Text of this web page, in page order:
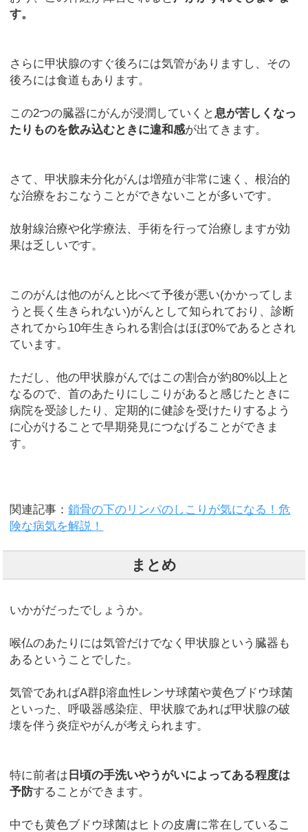
す。
さらに甲状腺のすぐ後ろには気管がありますし、その
後ろには食道もあります。
この2つの臓器にがんが浸潤していくと 息が苦しくなっ
たりものを飲み込むときに違和感が出てきます。
さて、甲状腺未分化がんは増殖が非常に速く、根治的
な治療をおこなうことができないことが多いです。
放射線治療や化学療法、手術を行って治療しますが効
果は乏しいです。
このがんは他のがんと比べて予後が悪い(かかってしま
うと長く生きられない)がんとして知られており、診断
されてから10年生きられる割合はほぼ0%であるとされ
ています。
ただし、他の甲状腺がんではこの割合が約80%以上と
なるので、首のあたりにしこりがあると感じたときに
病院を受診したり、定期的に健診を受けたりするよう
に心がけることで早期発見につなげることができま
す。
関連記事：鎖骨の下のリンパのしこりが気になる！危
険な病気を解説！
まとめ
いかがだったでしょうか。
喉仏のあたりには気管だけでなく甲状腺という臓器も
あるということでした。
気管であればA群β溶血性レンサ球菌や黄色ブドウ球菌
といった、呼吸器感染症、甲状腺であれば甲状腺の破
壊を伴う炎症やがんが考えられます。
特に前者は 日頃の手洗いやうがいによってある程度は
予防することができます。
中でも黄色ブドウ球菌はヒトの皮膚に常在しているこ